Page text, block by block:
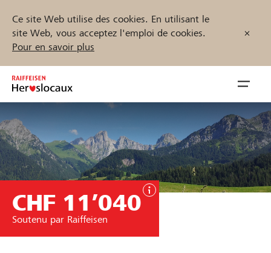
Ce site Web utilise des cookies. En utilisant le
site Web, vous acceptez l'emploi de cookies.
Pour en savoir plus
Inhalt
springen
öffnen
Parrainer
Trouvez des projets et des organisations
Démarrez maintenant
CHF 11’040
Soutenu par Raiffeisen